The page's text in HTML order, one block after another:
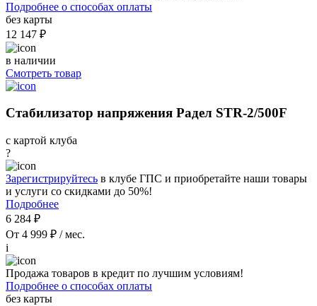
Подробнее о способах оплаты
без карты
12 147 ₽
в наличии
Смотреть товар
Стабилизатор напряжения Радел STR-2/500F
с картой клуба
?
Зарегистрируйтесь в клубе ГПС и приобретайте наши товары
и услуги со скидками до 50%!
Подробнее
6 284 ₽
От 4 999 ₽ / мес.
i
Продажа товаров в кредит по лучшим условиям!
Подробнее о способах оплаты
без карты